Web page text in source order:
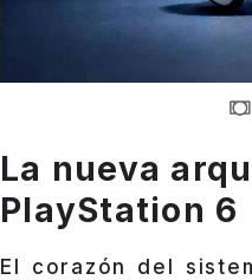
La nueva
PlayStation 6
El corazón del